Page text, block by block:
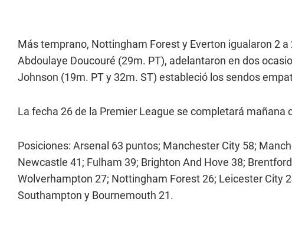
Más temprano, Nottingham Forest y Everton igualaron 2
Abdoulaye Doucouré (29m. PT), adelantaron en dos
Johnson (19m. PT y 32m. ST) estableció los sendos
La fecha 26 de la Premier League se completará mañana
Posiciones: Arsenal 63 puntos; Manchester City 58;
Newcastle 41; Fulham 39; Brighton And Hove 38;
Wolverhampton 27; Nottingham Forest 26; Leicester City
Southampton y Bournemouth 21.